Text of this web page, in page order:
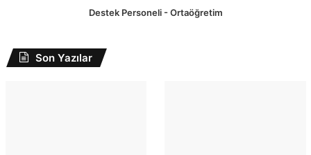
Destek Personeli - Ortaöğretim
Son Yazılar